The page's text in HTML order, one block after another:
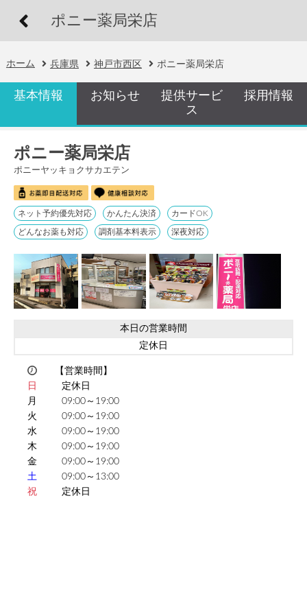
ポニー薬局栄店
ホーム 兵庫県 神戸市西区 ポニー薬局栄店
基本情報 お知らせ
提供サービ
ス
採用情報
ポニー薬局栄店
ポニーヤッキョクサカエテン
ネット予約優先対応 かんたん決済 カードOK
どんなお薬も対応 調剤基本料表示 深夜対応
本日の営業時間
定休日
【営業時間】
日
定休日
月
09:00～19:00
火
09:00～19:00
水
09:00～19:00
木
09:00～19:00
金
09:00～19:00
土
09:00～13:00
祝
定休日